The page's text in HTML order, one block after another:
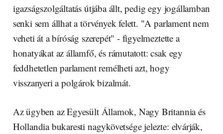
igazságszolgáltatás útjába állt, pedig egy jogállamban
senki sem állhat a törvények felett. "A parlament nem
veheti át a bíróság szerepét" - figyelmeztette a
honatyákat az államfő, és rámutatott: csak egy
feddhetetlen parlament remélheti azt, hogy
visszanyeri a polgárok bizalmát.
Az ügyben az Egyesült Államok, Nagy Britannia és
Hollandia bukaresti nagykövetsége jelezte: elvárják,